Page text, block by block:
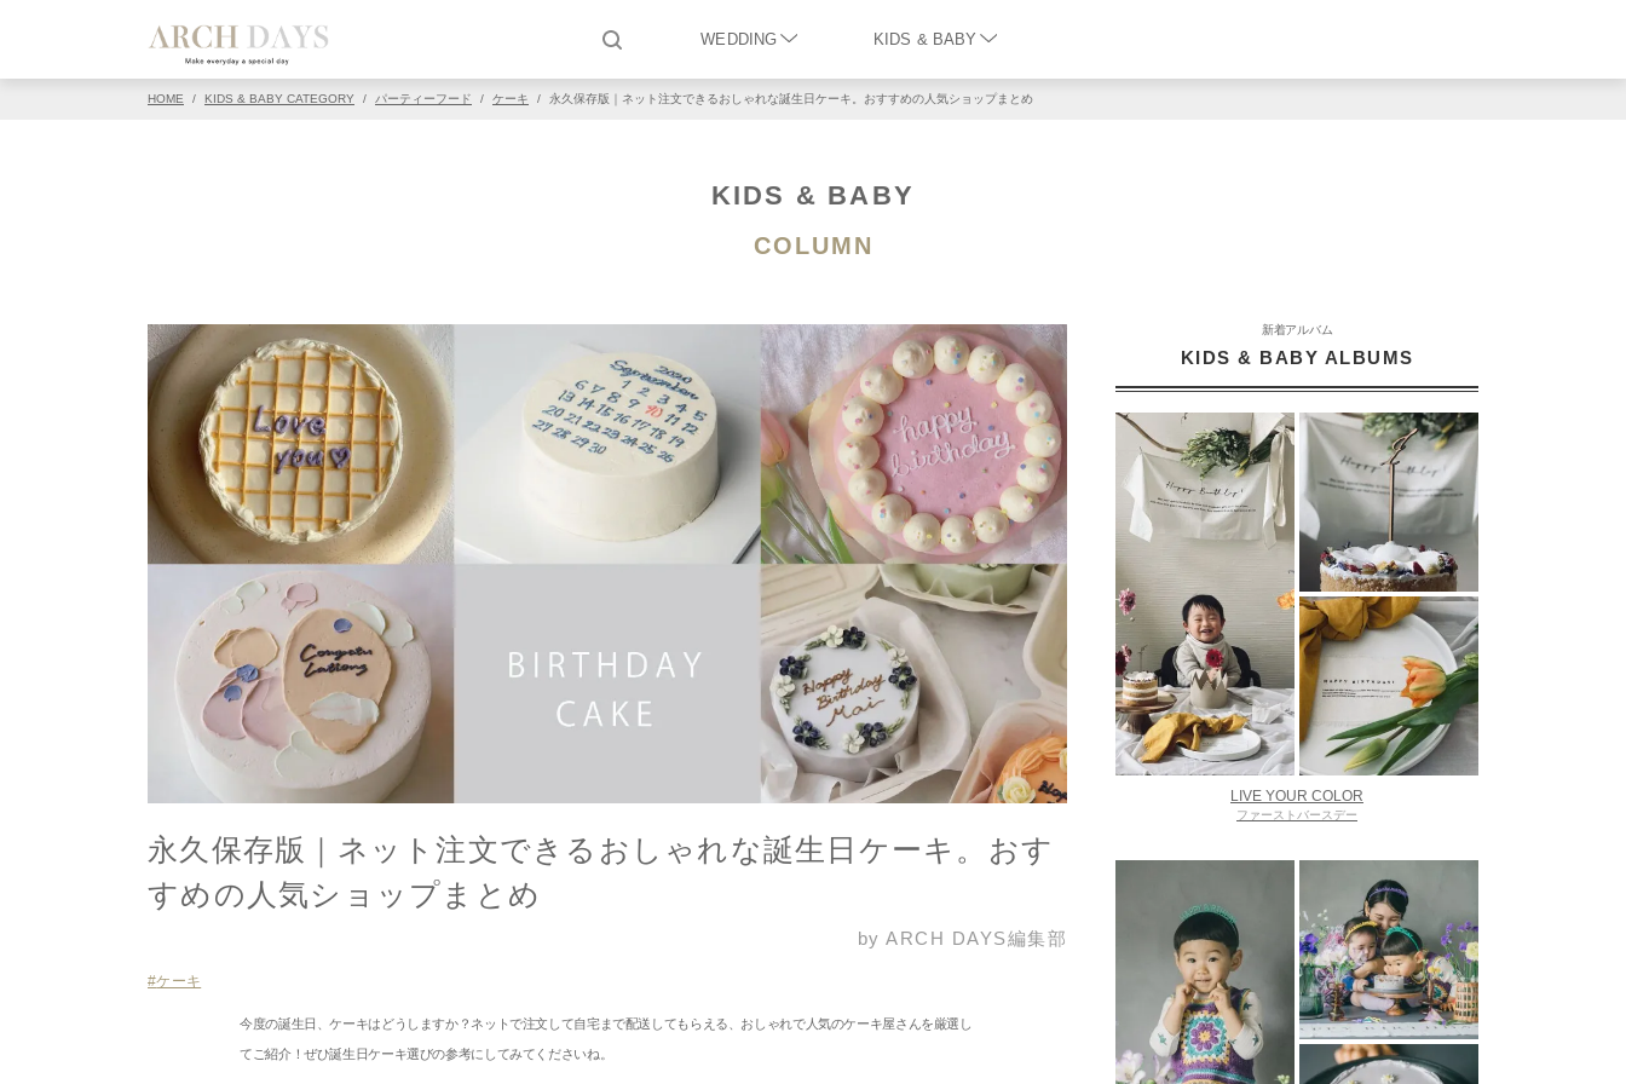
WEDDING KIDS & BABY
HOME / KIDS & BABY CATEGORY / パーティーフード / ケーキ / 永久保存版｜ネット注文できるおしゃれな誕生日ケーキ。おすすめの人気ショップまとめ
KIDS & BABY
COLUMN
永久保存版｜ネット注文できるおしゃれな誕生日ケーキ。おす
すめの人気ショップまとめ
by ARCH DAYS編集部
ケーキ
今度の誕生日、ケーキはどうしますか？ネットで注文して自宅まで配送してもらえる、おしゃれで人気のケーキ屋さんを厳選し
てご紹介！ぜひ誕生日ケーキ選びの参考にしてみてくださいね。
新着アルバム
KIDS & BABY ALBUMS
LIVE YOUR COLOR
ファーストバースデー